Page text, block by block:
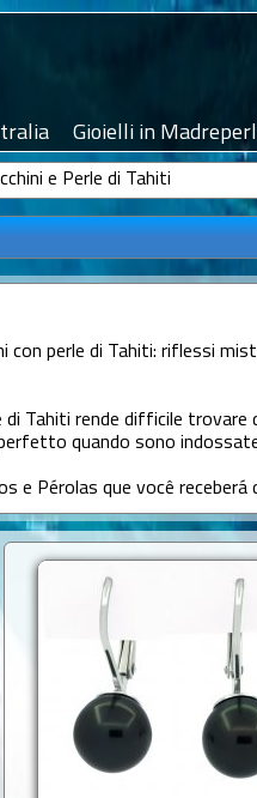
Gioielli in
e Perle di Tahiti
con perle di Tahiti: riflessi
di Tahiti rende difficile
quando sono
e Pérolas que você receberá